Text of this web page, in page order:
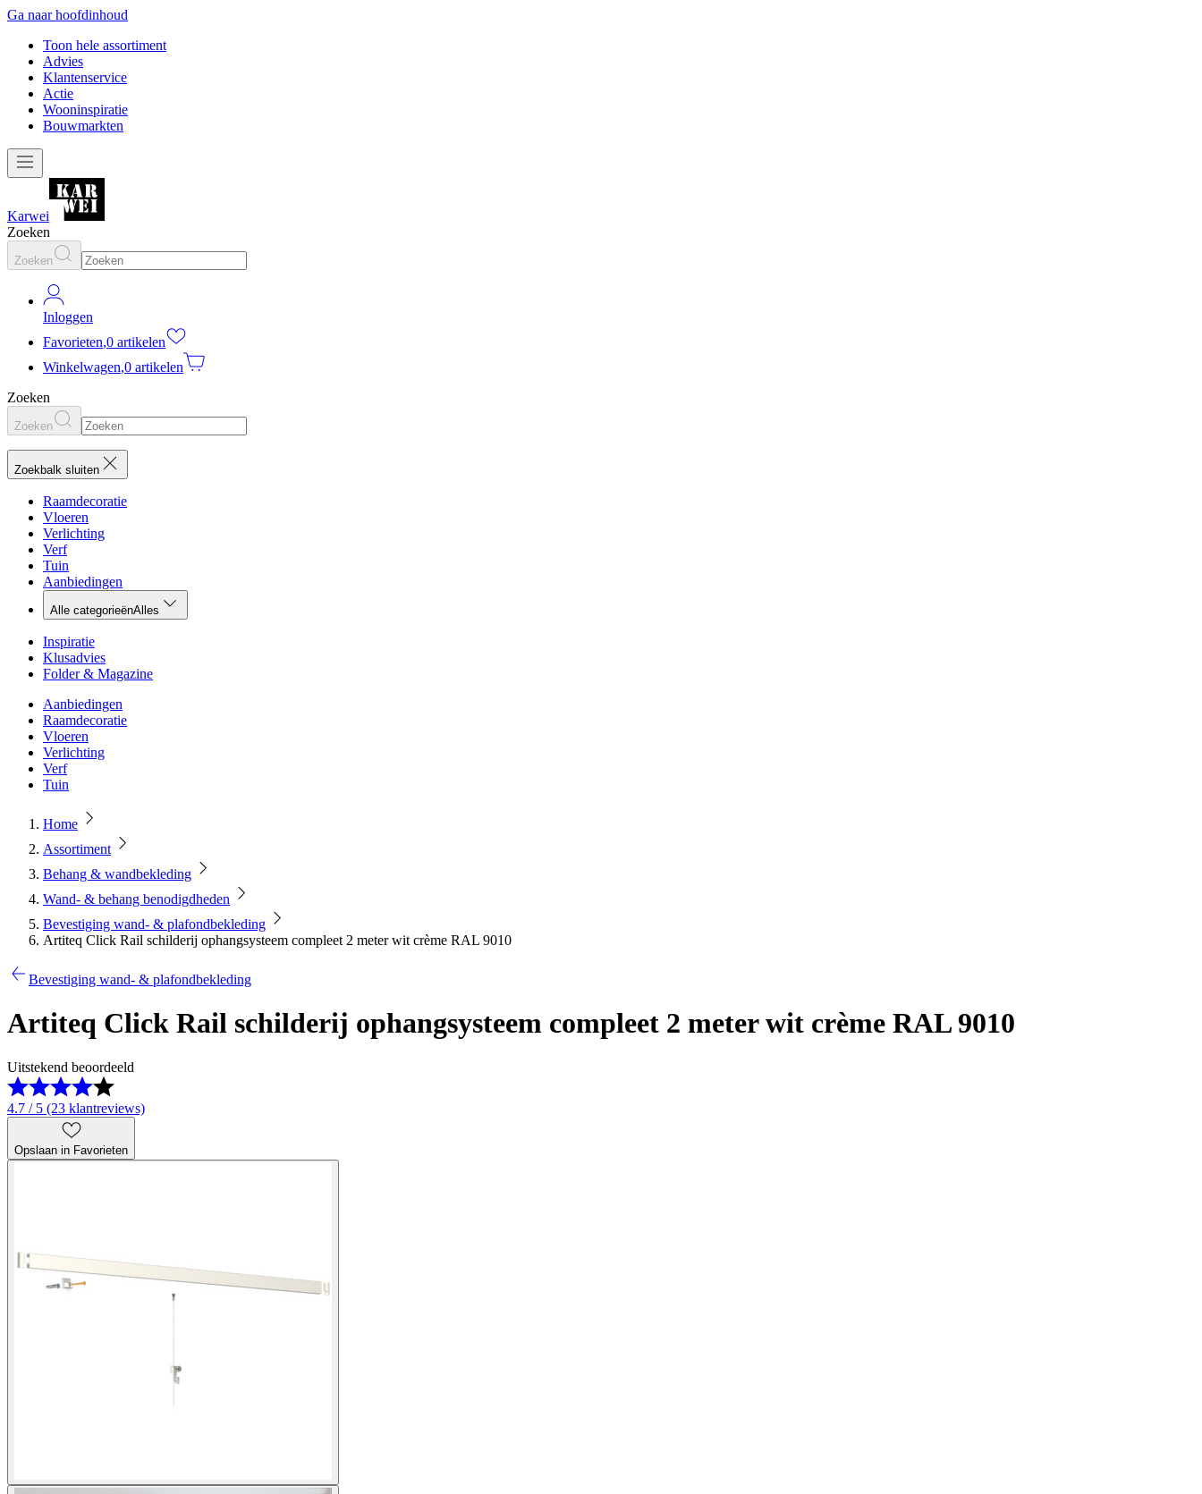
Ga naar hoofdinhoud
Toon hele assortiment
Advies
Klantenservice
Actie
Wooninspiratie
Bouwmarkten
Karwei
Zoeken
Zoeken
Inloggen
Favorieten,0 artikelen
Winkelwagen,0 artikelen
Zoeken
Zoeken
Zoekbalk sluiten
Raamdecoratie
Vloeren
Verlichting
Verf
Tuin
Aanbiedingen
Alle categorieënAlles
Inspiratie
Klusadvies
Folder & Magazine
Aanbiedingen
Raamdecoratie
Vloeren
Verlichting
Verf
Tuin
Home
Assortiment
Behang & wandbekleding
Wand- & behang benodigdheden
Bevestiging wand- & plafondbekleding
Artiteq Click Rail schilderij ophangsysteem compleet 2 meter wit crème RAL 9010
Bevestiging wand- & plafondbekleding
Artiteq Click Rail schilderij ophangsysteem compleet 2 meter wit crème RAL 9010
Uitstekend beoordeeld
4.7 / 5 (23 klantreviews)
Opslaan in Favorieten